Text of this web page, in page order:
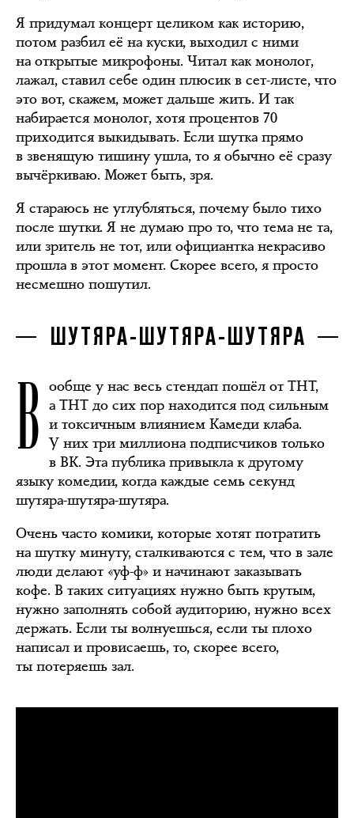
Я придумал концерт целиком как историю,
потом разбил её на куски, выходил с ними
на открытые микрофоны. Читал как монолог,
лажал, ставил себе один плюсик в сет-листе, что
это вот, скажем, может дальше жить. И так
набирается монолог, хотя процентов 70
приходится выкидывать. Если шутка прямо
в звенящую тишину ушла, то я обычно её сразу
вычёркиваю. Может быть, зря.
Я стараюсь не углубляться, почему было тихо
после шутки. Я не думаю про то, что тема не та,
или зритель не тот, или официантка некрасиво
прошла в этот момент. Скорее всего, я просто
несмешно пошутил.
ШУТЯРА-ШУТЯРА-ШУТЯРА
В ообще у нас весь стендап пошёл от ТНТ,
а ТНТ до сих пор находится под сильным
и токсичным влиянием Камеди клаба.
У них три миллиона подписчиков только
в ВК. Эта публика привыкла к другому
языку комедии, когда каждые семь секунд
шутяра-шутяра-шутяра.
Очень часто комики, которые хотят потратить
на шутку минуту, сталкиваются с тем, что в зале
люди делают «уф-ф» и начинают заказывать
кофе. В таких ситуациях нужно быть крутым,
нужно заполнять собой аудиторию, нужно всех
держать. Если ты волнуешься, если ты плохо
написал и провисаешь, то, скорее всего,
ты потеряешь зал.